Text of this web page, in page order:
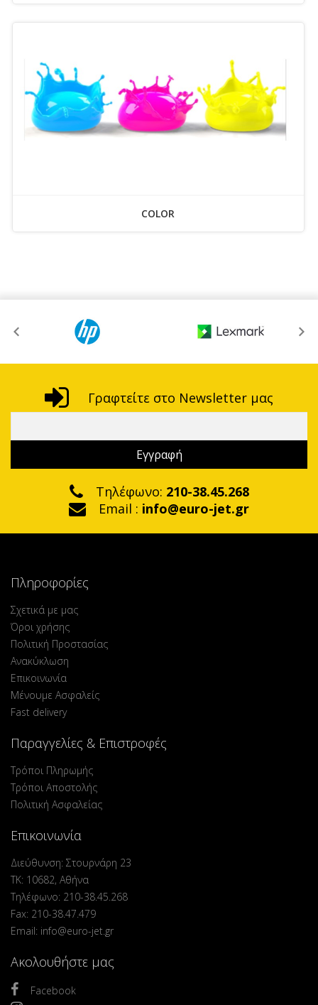
COLOR
Γραφτείτε στο Newsletter μας
Τηλέφωνο: 210-38.45.268
Email : info@euro-jet.gr
Πληροφορίες
Σχετικά με μας
Όροι χρήσης
Πολιτική Προστασίας
Ανακύκλωση
Επικοινωνία
Μένουμε Ασφαλείς
Fast delivery
Παραγγελίες & Επιστροφές
Τρόποι Πληρωμής
Τρόποι Αποστολής
Πολιτική Ασφαλείας
Επικοινωνία
Διεύθυνση: Στουρνάρη 23
ΤΚ: 10682, Αθήνα
Τηλέφωνο: 210-38.45.268
Fax: 210-38.47.479
Email: info@euro-jet.gr
Ακολουθήστε μας
Facebook